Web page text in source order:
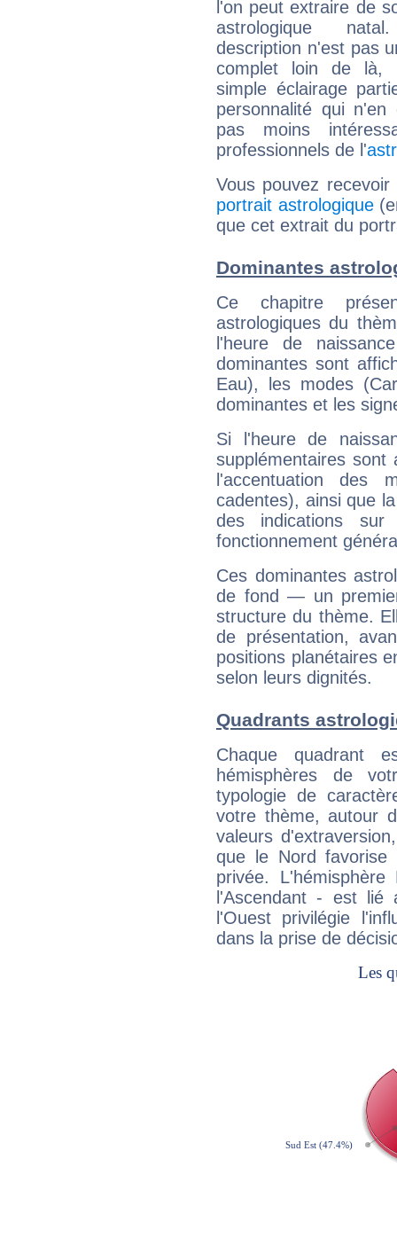
l'on peut extraire de
astrologique
description n'est pas
complet loin de là,
simple éclairage
personnalité qui n'en
pas moins
professionnels de l'
Vous pouvez
portrait astrologique
que cet extrait du
Dominantes
Ce chapitre
astrologiques du
l'heure de
dominantes sont
Eau), les modes
dominantes et les
Si l'heure de
supplémentaires sont
l'accentuation des
cadentes), ainsi que
des indications sur
fonctionnement
Ces dominantes
de fond — un
structure du thème.
de présentation,
positions planétaires
selon leurs dignités.
Quadrants
Chaque quadrant
hémisphères de
typologie de
votre thème, autour
valeurs
que le Nord favorise
privée.
l'Ascendant - est
l'Ouest privilégie
dans la prise de